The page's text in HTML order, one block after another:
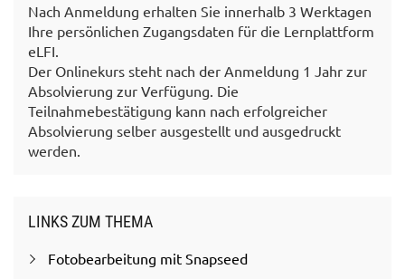
Nach Anmeldung erhalten Sie innerhalb 3 Werktagen
Ihre persönlichen Zugangsdaten für die Lernplattform
eLFI.
Der Onlinekurs steht nach der Anmeldung 1 Jahr zur
Absolvierung zur Verfügung. Die
Teilnahmebestätigung kann nach erfolgreicher
Absolvierung selber ausgestellt und ausgedruckt
werden.
LINKS ZUM THEMA
Fotobearbeitung mit Snapseed